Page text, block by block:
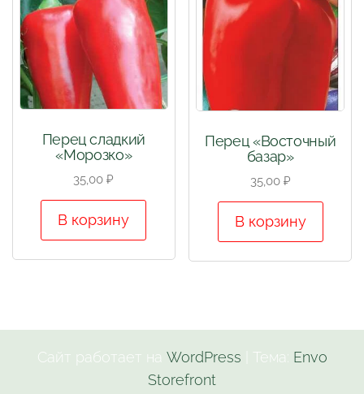
Перец сладкий
«Морозко»
35,00₽
В корзину
Перец «Восточный
базар»
35,00 ₽
В корзину
Сайт работает на WordPress Тема: Envo
Storefront